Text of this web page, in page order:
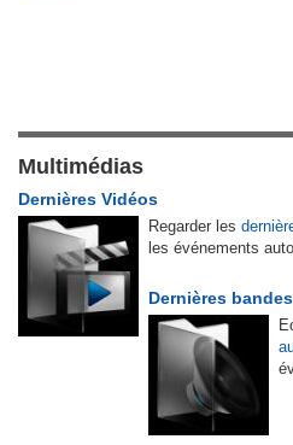
Multimédias
Dernières Vidéos
Regarder les
les événements
Dernières